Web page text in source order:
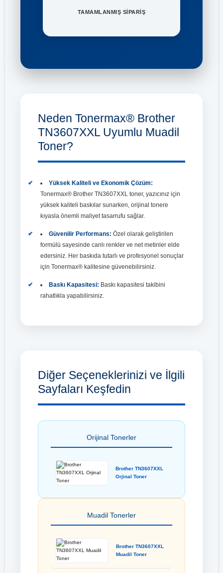
TAMAMLANMIŞ SİPARİŞ
Neden Tonermax® Brother
TN3607XXL Uyumlu Muadil
Toner?
Yüksek Kaliteli ve Ekonomik Çözüm:
Tonermax® Brother TN3607XXL toner, yazıcınız için
yüksek kaliteli baskılar sunarken, orijinal tonere
kıyasla önemli maliyet tasarrufu sağlar.
Güvenilir Performans: Özel olarak geliştirilen
formülü sayesinde canlı renkler ve net metinler elde
edersiniz. Her baskıda tutarlı ve profesyonel sonuçlar
için Tonermax® kalitesine güvenebilirsiniz.
Baskı Kapasitesi: Baskı kapasitesi takibini
rahatlıkla yapabilirsiniz.
Diğer Seçeneklerinizi ve İlgili
Sayfaları Keşfedin
Orijinal Tonerler
Brother TN3607XXL
Orjinal Toner
Muadil Tonerler
Brother TN3607XXL
Muadil Toner